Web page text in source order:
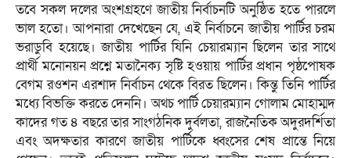
তবে সকল দলের অংশগ্রহণে জাতীয় নির্বাচনটি অনুষ্ঠিত হতে পারলে
ভাল হতো। আপনারা দেখেছেন যে, এই নির্বাচনে জাতীয় পার্টির চরম
ভরাডুবি হয়েছে। জাতীয় পার্টির যিনি চেয়ারম্যান ছিলেন তার সাথে
প্রার্থী মনোনয়ন প্রশ্নে মতানৈক্য সৃষ্টি হওয়ায় পার্টির প্রধান পৃষ্ঠপোষক
বেগম রওশন এরশাদ নির্বাচন থেকে বিরত ছিলেন। কিন্তু তিনি পার্টির
মধ্যে বিভক্তি করতে দেননি। অথচ পার্টি চেয়ারম্যান গোলাম মোহাম্মদ
কাদের গত ৪ বছরে তার সাংগঠনিক দুর্বলতা, রাজনৈতিক অদুরদর্শিতা
এবং অদক্ষতার কারণে জাতীয় পার্টিকে ধ্বংসের শেষ প্রান্তে নিয়ে